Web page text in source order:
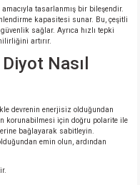
tasarlanmış bir bileşendir.
kapasitesi sunar. Bu, çeşitli
sağlar. Ayrıca hızlı tepki
artırır.
Nasıl
devrenin enerjisiz olduğundan
korunabilmesi için doğru polarite ile
bağlayarak sabitleyin.
emin olun, ardından